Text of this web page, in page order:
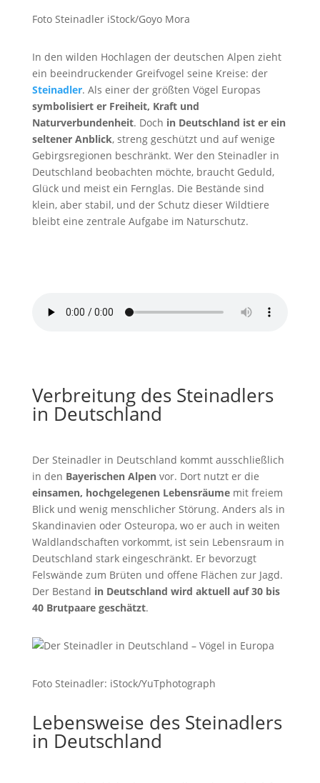
Foto Steinadler iStock/Goyo Mora
In den wilden Hochlagen der deutschen Alpen zieht
ein beeindruckender Greifvogel seine Kreise: der
Steinadler. Als einer der größten Vögel Europas
symbolisiert er Freiheit, Kraft und
Naturverbundenheit. Doch in Deutschland ist er ein
seltener Anblick, streng geschützt und auf wenige
Gebirgsregionen beschränkt. Wer den Steinadler in
Deutschland beobachten möchte, braucht Geduld,
Glück und meist ein Fernglas. Die Bestände sind
klein, aber stabil, und der Schutz dieser Wildtiere
bleibt eine zentrale Aufgabe im Naturschutz.
Verbreitung des Steinadlers
in Deutschland
Der Steinadler in Deutschland kommt ausschließlich
in den Bayerischen Alpenvor. Dort nutzt er die
einsamen, hochgelegenen Lebensräumemit freiem
Blick und wenig menschlicher Störung. Anders als in
Skandinavien oder Osteuropa, wo er auch in weiten
Waldlandschaften vorkommt, ist sein Lebensraum in
Deutschland stark eingeschränkt. Er bevorzugt
Felswände zum Brüten und offene Flächen zur Jagd.
Der Bestand in Deutschland wird aktuell auf 30 bis
40 Brutpaare geschätzt.
Foto Steinadler: iStock/YuTphotograph
Lebensweise des Steinadlers
in Deutschland